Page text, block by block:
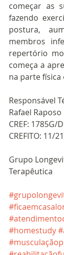
começar as
fazendo
postura,
membros
repertório
começa a
na parte
Responsável
Rafael Raposo
CREF: 1785G/
CREFITO: 11/
Grupo
Terapêutica
#homestudy